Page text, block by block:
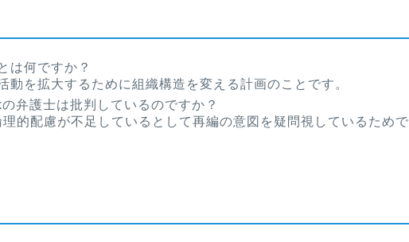
は何ですか？
動を拡大するために組織構造を変える計画のことです。
弁護士は批判しているのですか？
的配慮が不足しているとして再編の意図を疑問視しているためで